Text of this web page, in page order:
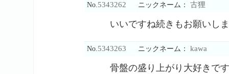
No. 5343262 ニックネーム： 古狸
いいですね続きもお願いし
No. 5343263 ニックネーム： kawa
骨盤の盛り上がり大好きで